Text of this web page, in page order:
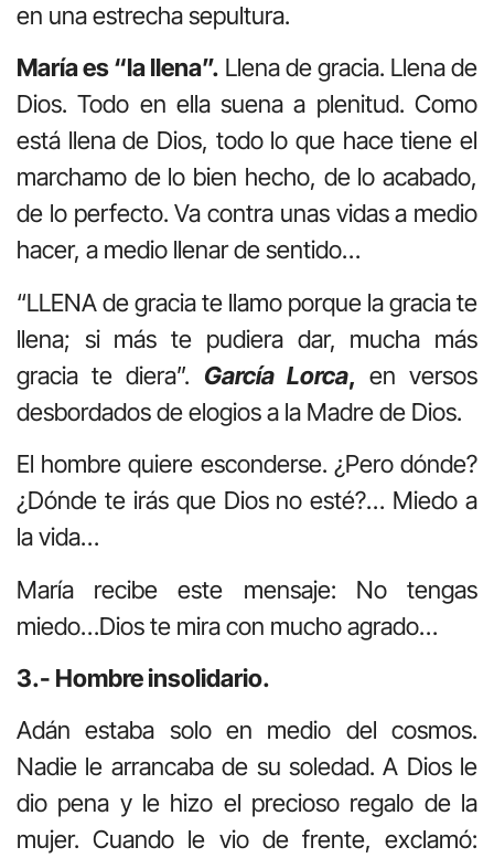
en una estrecha sepultura.
María es “la llena”. Llena de gracia. Llena de
Dios. Todo en ella suena a plenitud. Como
está llena de Dios, todo lo que hace tiene el
marchamo de lo bien hecho, de lo acabado,
de lo perfecto. Va contra unas vidas a medio
hacer, a medio llenar de sentido…
“LLENA de gracia te llamo porque la gracia te
llena; si más te pudiera dar, mucha más
gracia te diera”. García Lorca, en versos
desbordados de elogios a la Madre de Dios.
El hombre quiere esconderse. ¿Pero dónde?
¿Dónde te irás que Dios no esté?… Miedo a
la vida…
María recibe este mensaje: No tengas
miedo…Dios te mira con mucho agrado…
3.- Hombre insolidario.
Adán estaba solo en medio del cosmos.
Nadie le arrancaba de su soledad. A Dios le
dio pena y le hizo el precioso regalo de la
mujer. Cuando le vio de frente, exclamó: